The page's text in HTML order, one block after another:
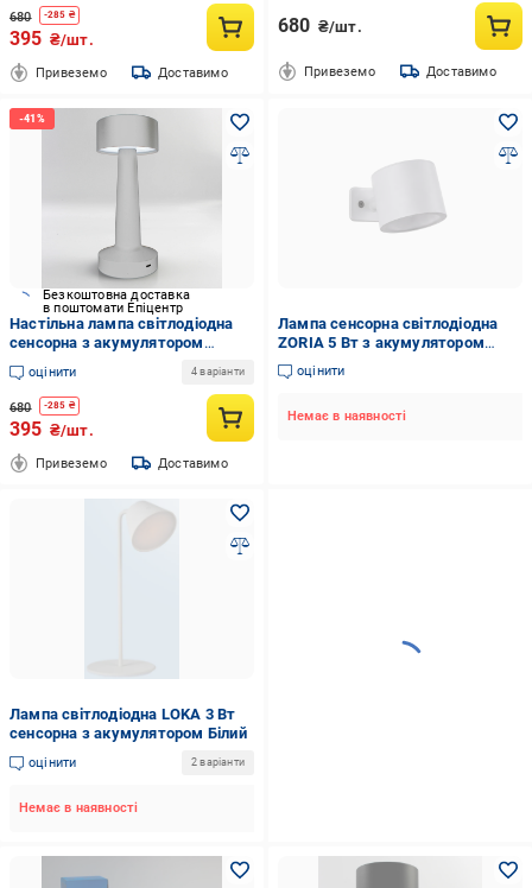
680 -285 ₴
395 ₴/шт.
Привеземо Доставимо
680 ₴/шт.
Привеземо Доставимо
Безкоштовна доставка
в поштомати Епіцентр
Настільна лампа світлодіодна
сенсорна з акумулятором
ESLLSE DOWN LIGHT 2 Вт Білий
(10316)
оцінити 4 варіанти
680 -285 ₴
395 ₴/шт.
Привеземо Доставимо
Лампа сенсорна світлодіодна
ZORIA 5 Вт з акумулятором
1800 mA Білий (10715)
оцінити
Немає в наявності
Лампа світлодіодна LOKA 3 Вт
сенсорна з акумулятором Білий
оцінити 2 варіанти
Немає в наявності